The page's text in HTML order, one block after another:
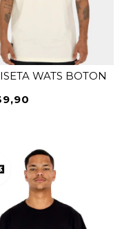
WATS BOTON